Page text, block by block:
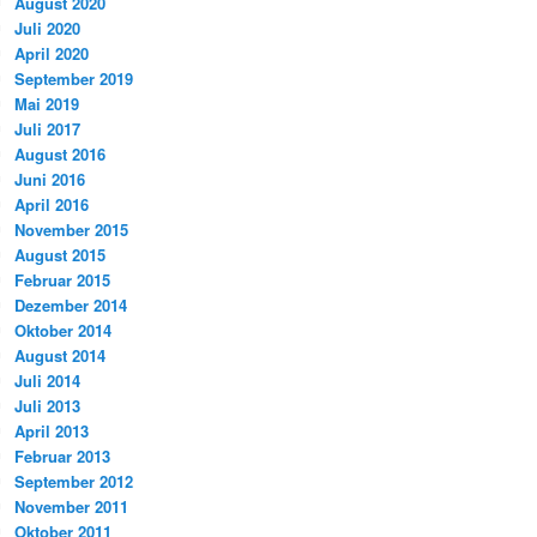
Juli 2020
April 2020
September 2019
Mai 2019
Juli 2017
August 2016
Juni 2016
April 2016
November 2015
August 2015
Februar 2015
Dezember 2014
Oktober 2014
August 2014
Juli 2014
Juli 2013
April 2013
Februar 2013
September 2012
November 2011
Oktober 2011